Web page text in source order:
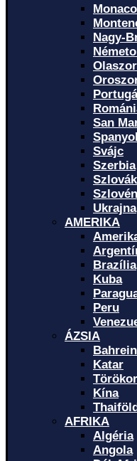
Monaco
Nagy-
San
Svájc
Szerbia
Ukrajna
AMERIKA
Brazília
Kuba
Peru
ÁZSIA
Bahrein
Katar
Kína
AFRIKA
Algéria
Angola